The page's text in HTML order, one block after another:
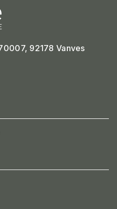
92178 Vanves